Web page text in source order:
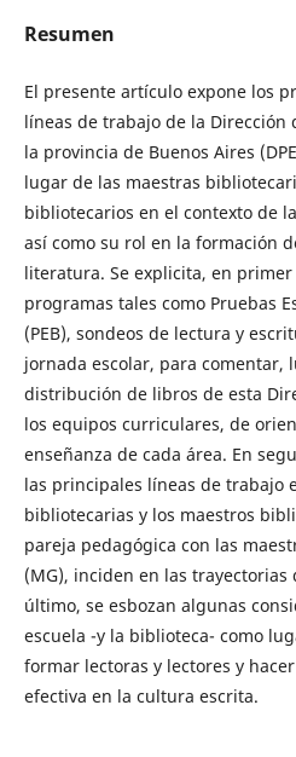
Resumen
El presente artículo expone los
líneas de trabajo de la Dirección
la provincia de Buenos Aires
lugar de las maestras
bibliotecarios en el contexto de
así como su rol en la formación
literatura. Se explicita, en
programas tales como Pruebas
(PEB), sondeos de lectura y
jornada escolar, para comentar,
distribución de libros de esta
los equipos curriculares, de
enseñanza de cada área. En
las principales líneas de trabajo
bibliotecarias y los maestros
pareja pedagógica con las
(MG), inciden en las
último, se esbozan algunas
escuela -y la biblioteca- como
formar lectoras y lectores y
efectiva en la cultura escrita.